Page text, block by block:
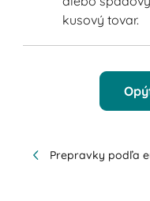
kusový tovar.
Prepravky podľa